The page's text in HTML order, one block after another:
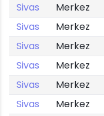
Sivas
Merkez
Sivas
Merkez
Sivas
Merkez
Sivas
Merkez
Sivas
Merkez
Sivas
Merkez